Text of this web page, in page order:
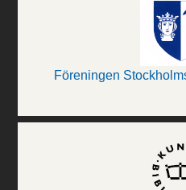
Föreningen